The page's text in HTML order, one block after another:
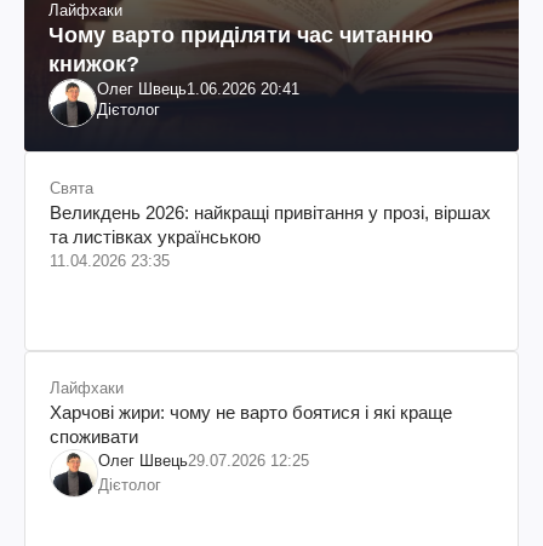
Лайфхаки
Чому варто приділяти час читанню
книжок?
Олег Швець1.06.2026 20:41
Дієтолог
Свята
Великдень 2026: найкращі привітання у прозі, віршах
та листівках українською
11.04.2026 23:35
Лайфхаки
Харчові жири: чому не варто боятися і які краще
споживати
Олег Швець29.07.2026 12:25
Дієтолог